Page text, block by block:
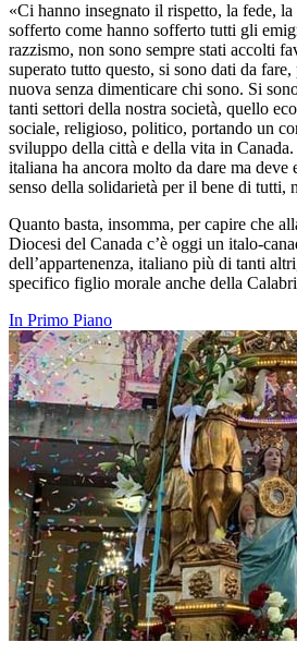
«Ci hanno insegnato il rispetto, la fede,
sofferto come hanno sofferto tutti gli
razzismo, non sono sempre stati accolti
superato tutto questo, si sono dati da
nuova senza dimenticare chi sono. Si
tanti settori della nostra società, quello
sociale, religioso, politico, portando un
sviluppo della città e della vita in
italiana ha ancora molto da dare ma deve
senso della solidarietà per il bene di tutti,
Quanto basta, insomma, per capire che
Diocesi del Canada c’è oggi un italo-
dell’appartenenza, italiano più di tanti
specifico figlio morale anche della
In Primo Piano